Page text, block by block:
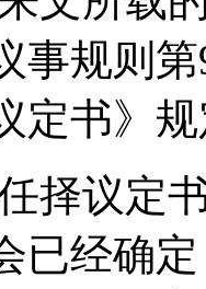
事规则
定书》
择议定
已经确